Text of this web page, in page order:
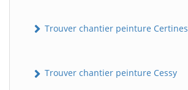
Trouver chantier peinture Certines
Trouver chantier peinture Cessy